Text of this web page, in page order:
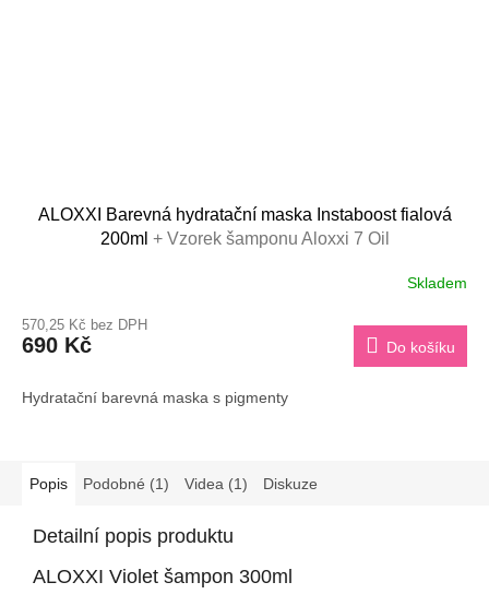
ALOXXI Barevná hydratační maska Instaboost fialová
200ml + Vzorek šamponu Aloxxi 7 Oil
Skladem
570,25 Kč bez DPH
690 Kč Do košíku
Hydratační barevná maska s pigmenty
Popis Podobné (1) Videa (1) Diskuze
Detailní popis produktu
ALOXXI Violet šampon 300ml